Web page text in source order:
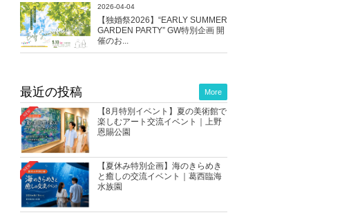
2026-04-04
【独婚祭2026】“EARLY SUMMER
GARDEN PARTY” GW特別企画 開
催のお...
最近の投稿
【8月特別イベント】夏の美術館で
楽しむアート交流イベント｜上野
恩賜公園
【夏休み特別企画】海のきらめき
と癒しの交流イベント｜葛西臨海
水族園
More